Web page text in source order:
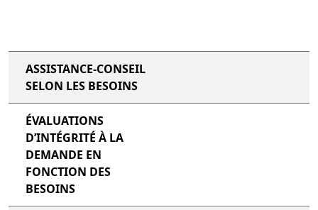
ASSISTANCE-CONSEIL
SELON LES BESOINS
ÉVALUATIONS
D’INTÉGRITÉ À LA
DEMANDE EN
FONCTION DES
BESOINS